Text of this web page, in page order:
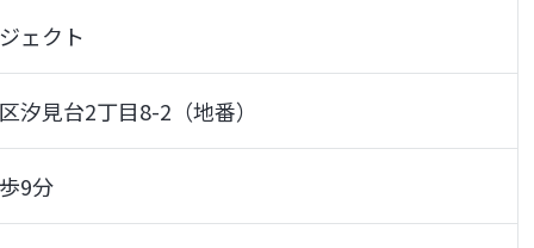
ェクト
汐見台2丁目8-2（地番）
9分